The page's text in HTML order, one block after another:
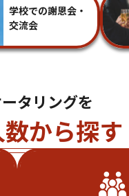
学校での謝恩会・
交流会
タリングを
から探す